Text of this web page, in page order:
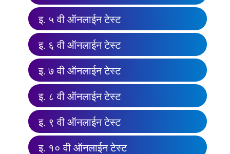
इ. ५ वी ऑनलाईन टेस्ट
इ. ६ वी ऑनलाईन टेस्ट
इ. ७ वी ऑनलाईन टेस्ट
इ. ८ वी ऑनलाईन टेस्ट
इ. ९ वी ऑनलाईन टेस्ट
इ. १० वी ऑनलाईन टेस्ट